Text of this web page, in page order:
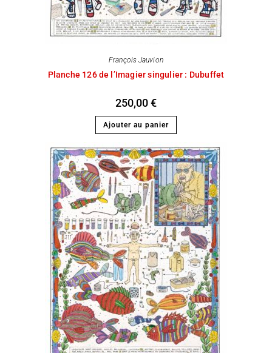
François Jauvion
Planche 126 de l’Imagier singulier : Dubuffet
250,00€
Ajouter au panier